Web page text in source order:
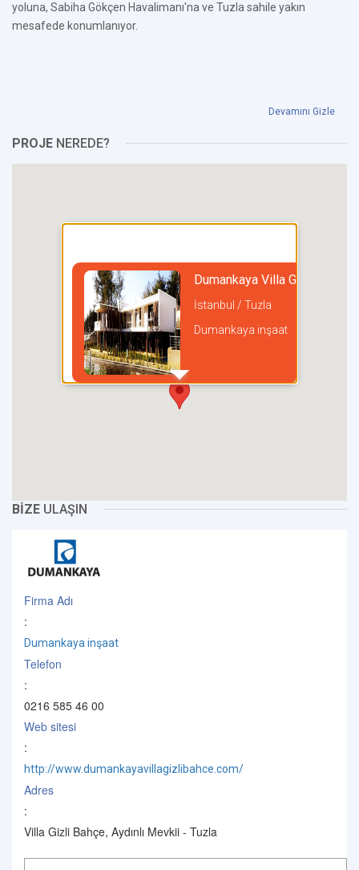
yoluna, Sabiha Gökçen Havalimanı'na ve Tuzla sahile yakın
mesafede konumlanıyor.
Devamını Gizle
PROJE NEREDE?
Dumankaya Villa Gizli Bahçe
İstanbul / Tuzla
Dumankaya inşaat
BİZE ULAŞIN
Firma Adı
:
Dumankaya inşaat
Telefon
:
0216 585 46 00
Web sitesi
:
http://www.dumankayavillagizlibahce.com/
Adres
:
Villa Gizli Bahçe, Aydınlı Mevkii - Tuzla